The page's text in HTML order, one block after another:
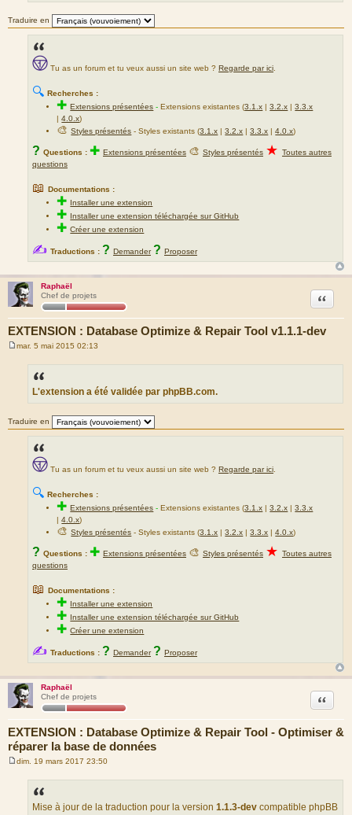
Traduire en
Tu as un forum et tu veux aussi un site web ? Regarde par ici
🔍 Recherches :
✚Extensions présentées -Extensions existantes (3.1.x |3.2.x |3.3.x
|4.0.x)
🎨Styles présentés - Styles existants (3.1.x |3.2.x |3.3.x |4.0.x)
? Questions : ✚ Extensions présentées 🎨 Styles présentés ★ Toutes autres
questions
📖 Documentations :
✚ Installer une extension
✚ Installer une extension téléchargée sur GitHub
✚Créer une extension
✍ Traductions : ? Demander ? Proposer
Raphaël
Chef de projets
EXTENSION : Database Optimize & Repair Tool v1.1.1-dev
Citation
mar. 5 mai 2015 02:13
L'extension a été validée par phpBB.com.
Traduire en
Tu as un forum et tu veux aussi un site web ? Regarde par ici
🔍 Recherches :
✚Extensions présentées -Extensions existantes (3.1.x |3.2.x |3.3.x
|4.0.x)
🎨Styles présentés - Styles existants (3.1.x |3.2.x |3.3.x |4.0.x)
? Questions : ✚ Extensions présentées 🎨 Styles présentés ★ Toutes autres
questions
📖 Documentations :
✚ Installer une extension
✚ Installer une extension téléchargée sur GitHub
✚Créer une extension
✍ Traductions : ? Demander ? Proposer
Raphaël
Chef de projets
EXTENSION : Database Optimize & Repair Tool - Optimiser &
réparer la base de données
Citation
dim. 19 mars 2017 23:50
Mise à jour de la traduction pour la version 1.1.3-dev compatible phpBB